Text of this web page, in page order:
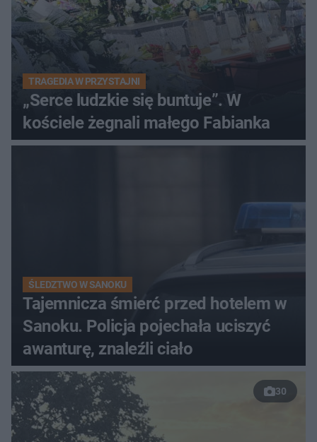
TRAGEDIA W PRZYSTAJNI
„Serce ludzkie się buntuje”. W
kościele żegnali małego Fabianka
ŚLEDZTWO W SANOKU
Tajemnicza śmierć przed hotelem w
Sanoku. Policja pojechała uciszyć
awanturę, znaleźli ciało
30